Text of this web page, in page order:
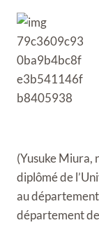
(Yusuke Miura,
diplômé de
au département
département